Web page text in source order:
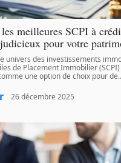
meilleures SCPI à
pour votre
univers des investissements
de Placement Immobilier
une option de choix pour de
26 décembre 2025